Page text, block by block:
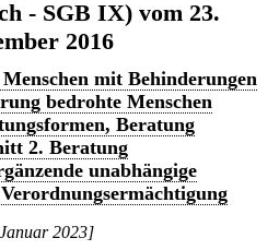
- SGB IX) vom 23.
2016
mit Behinderungen
bedrohte Menschen
Beratung
2. Beratung
unabhängige
2023]